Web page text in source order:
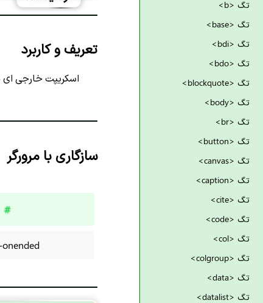
تعریف و کاربرد
اسکریپت خارجی ای
سازگاری با مرورگر
#
تگ <b>
تگ <base>
تگ <bdi>
تگ <bdo>
تگ <blockquote>
تگ <body>
تگ <br>
تگ <button>
تگ <canvas>
تگ <caption>
تگ <cite>
تگ <code>
تگ <col>
تگ <colgroup>
تگ <data>
تگ <datalist>